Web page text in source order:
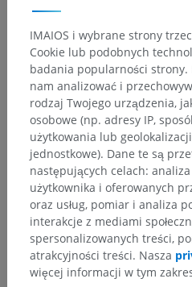
Neuroanatomia człowieka
Tłumaczenia
Zauważyłeś błąd?
Zachęcamy do przesyłania
tłumaczeń lub innych treści,
lepszą jakość materiałów.
Zgłoś
IMAIOS i wybrane strony
Cookie lub podobnych
badania popularności strony.
nam analizować i
rodzaj Twojego urządzenia,
osobowe (np. adresy IP,
użytkowania lub
jednostkowe). Dane te są
następujących celach:
użytkownika i oferowanych
oraz usług, pomiar i analiza
interakcje z mediami
spersonalizowanych treści,
atrakcyjności treści. Nasza
więcej informacji w tym